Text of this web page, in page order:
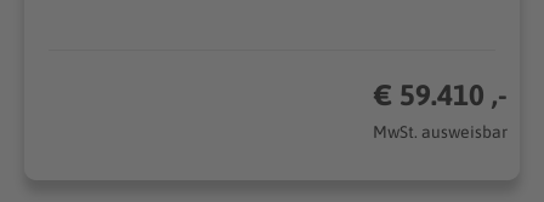
€ 59.410 ,-
MwSt. ausweisbar